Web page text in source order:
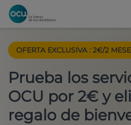
OFERTA EXCLUSIVA : 2€/2
Prueba los
OCU por 2€ y
regalo de